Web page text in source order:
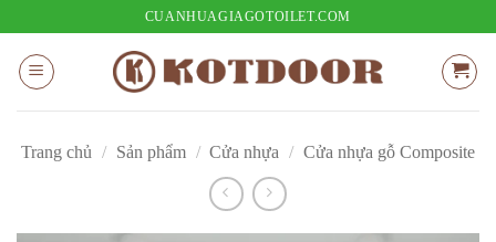
nội
dung
CUANHUAGIAGOTOILET.COM
Trang chủ / Sản phẩm / Cửa nhựa / Cửa nhựa gỗ Composite